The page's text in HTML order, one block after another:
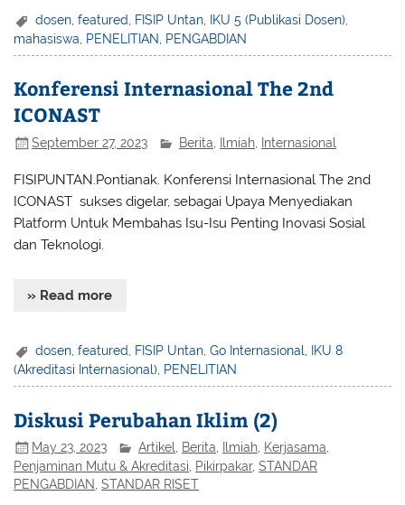
dosen ,featured FISIP Untan IKU 5 (Publikasi Dosen)
mahasiswa, PENELITIAN, PENGABDIAN
Konferensi Internasional The 2nd
ICONAST
September 27, 2023 Berita Ilmiah Internasional
FISIPUNTAN.Pontianak. Konferensi Internasional The 2nd
ICONAST sukses digelar, sebagai Upaya Menyediakan
Platform Untuk Membahas Isu-Isu Penting Inovasi Sosial
dan Teknologi.
» Read more
dosen ,featured FISIP Untan ,Go Internasional
IKU 8
(Akreditasi Internasional), PENELITIAN
Diskusi Perubahan Iklim (2)
May 23, 2023 Artikel Berita Ilmiah Kerjasama
Penjaminan Mutu & Akreditasi, Pikirpakar,STANDAR
PENGABDIAN,STANDAR RISET